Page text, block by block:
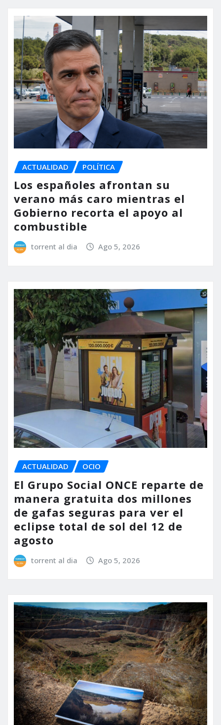
ACTUALIDAD POLÍTICA
Los españoles afrontan su
verano más caro mientras el
Gobierno recorta el apoyo al
combustible
torrent al dia Ago 5, 2026
ACTUALIDAD OCIO
El Grupo Social ONCE reparte de
manera gratuita dos millones
de gafas seguras para ver el
eclipse total de sol del 12 de
agosto
torrent al dia Ago 5, 2026